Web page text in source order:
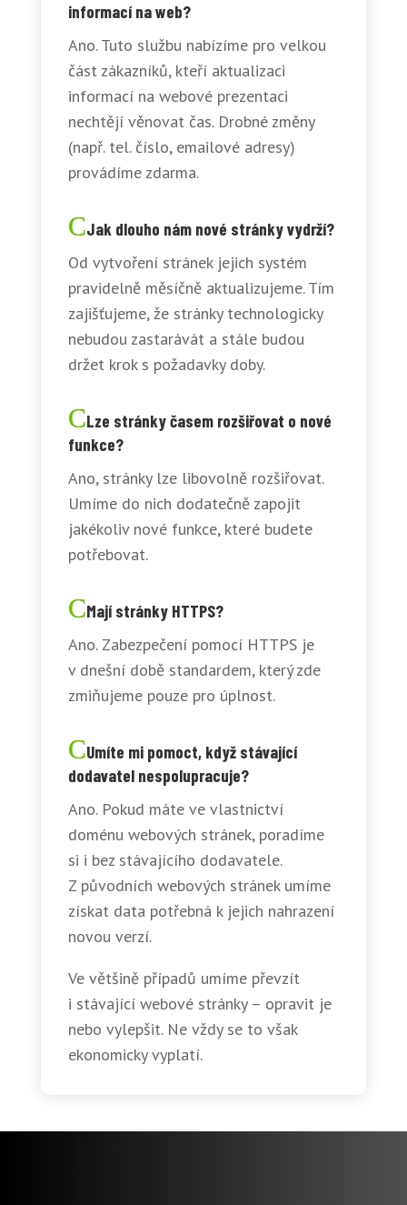
informací na web?
Ano. Tuto službu nabízíme pro velkou
část zákazníků, kteří aktualizaci
informací na webové prezentaci
nechtějí věnovat čas. Drobné změny
(např. tel. číslo, emailové adresy)
provádíme zdarma.
Jak dlouho nám nové stránky vydrží?
Od vytvoření stránek jejich systém
pravidelně měsíčně aktualizujeme. Tím
zajišťujeme, že stránky technologicky
nebudou zastarávát a stále budou
držet krok s požadavky doby.
Lze stránky časem rozšiřovat o nové
funkce?
Ano, stránky lze libovolně rozšiřovat.
Umíme do nich dodatečně zapojit
jakékoliv nové funkce, které budete
potřebovat.
Mají stránky HTTPS?
Ano. Zabezpečení pomocí HTTPS je
v dnešní době standardem, který zde
zmiňujeme pouze pro úplnost.
Umíte mi pomoct, když stávající
dodavatel nespolupracuje?
Ano. Pokud máte ve vlastnictví
doménu webových stránek, poradíme
si i bez stávajícího dodavatele.
Z původních webových stránek umíme
získat data potřebná k jejich nahrazení
novou verzí.
Ve většině případů umíme převzít
i stávající webové stránky – opravit je
nebo vylepšit. Ne vždy se to však
ekonomicky vyplatí.